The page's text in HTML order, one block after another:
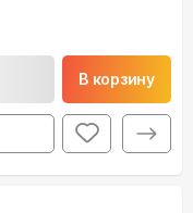
В корзину